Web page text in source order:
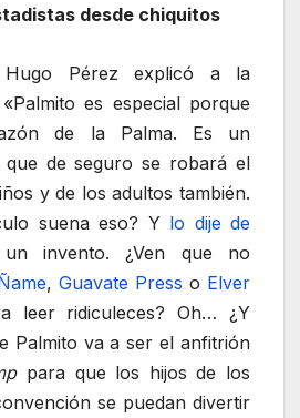
desde chiquitos
Hugo Pérez explicó a la
es especial porque
de la Palma. Es un
que de seguro se robará el
y de los adultos también.
suena eso? Y lo dije de
invento. ¿Ven que no
, Guavate Press o Elver
leer ridiculeces? Oh… ¿Y
Palmito va a ser el anfitrión
para que los hijos de los
se puedan divertir